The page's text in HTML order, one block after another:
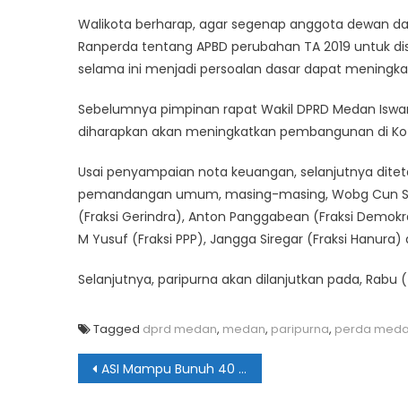
Walikota berharap, agar segenap anggota dewan
Ranperda tentang APBD perubahan TA 2019 untuk
selama ini menjadi persoalan dasar dapat
Sebelumnya pimpinan rapat Wakil DPRD Medan
diharapkan akan meningkatkan pembangunan di
Usai penyampaian nota keuangan, selanjutnya
pemandangan umum, masing-masing, Wobg Cun
(Fraksi Gerindra), Anton Panggabean (Fraksi
M Yusuf (Fraksi PPP), Jangga Siregar (Fraksi
Selanjutnya, paripurna akan dilanjutkan pada,
Tagged dprd medan, medan, paripurna, perda
Navigasi
ASI Mampu Bunuh 40 Sel Kanker & Tingkatkan Kualitas IQ